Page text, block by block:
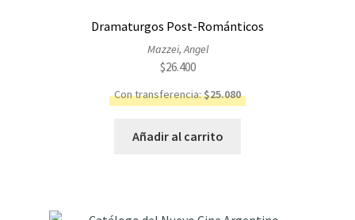
Dramaturgos Post-Románticos
Mazzei, Angel
$26.400
Con transferencia:$25.080
Añadir al carrito